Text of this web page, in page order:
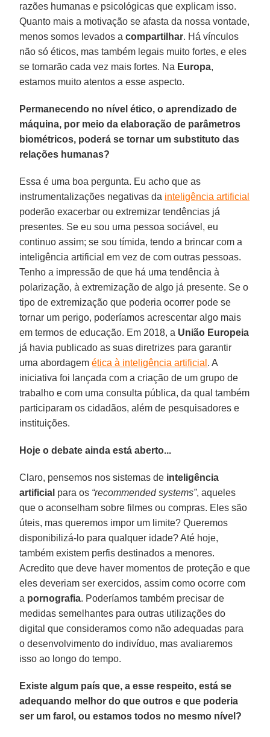
razões humanas e psicológicas que explicam isso.
Quanto mais a motivação se afasta da nossa vontade,
menos somos levados acompartilhar. Há vínculos
não só éticos, mas também legais muito fortes, e eles
se tornarão cada vez mais fortes. Na Europa,
estamos muito atentos a esse aspecto.
Permanecendo no nível ético, o aprendizado de
máquina, por meio da elaboração de parâmetros
biométricos, poderá se tornar um substituto das
relações humanas?
Essa é uma boa pergunta. Eu acho que as
instrumentalizações negativas da inteligência artificial
poderão exacerbar ou extremizar tendências já
presentes. Se eu sou uma pessoa sociável, eu
continuo assim; se sou tímida, tendo a brincar com a
inteligência artificial em vez de com outras pessoas.
Tenho a impressão de que há uma tendência à
polarização, à extremização de algo já presente. Se o
tipo de extremização que poderia ocorrer pode se
tornar um perigo, poderíamos acrescentar algo mais
em termos de educação. Em 2018, a União Europeia
já havia publicado as suas diretrizes para garantir
uma abordagemética à inteligência artificial . A
iniciativa foi lançada com a criação de um grupo de
trabalho e com uma consulta pública, da qual também
participaram os cidadãos, além de pesquisadores e
instituições.
Hoje o debate ainda está aberto...
Claro, pensemos nos sistemas de inteligência
artificial para os “recommended systems”, aqueles
que o aconselham sobre filmes ou compras. Eles são
úteis, mas queremos impor um limite? Queremos
disponibilizá-lo para qualquer idade? Até hoje,
também existem perfis destinados a menores.
Acredito que deve haver momentos de proteção e que
eles deveriam ser exercidos, assim como ocorre com
a pornografia. Poderíamos também precisar de
medidas semelhantes para outras utilizações do
digital que consideramos como não adequadas para
o desenvolvimento do indivíduo, mas avaliaremos
isso ao longo do tempo.
Existe algum país que, a esse respeito, está se
adequando melhor do que outros e que poderia
ser um farol, ou estamos todos no mesmo nível?